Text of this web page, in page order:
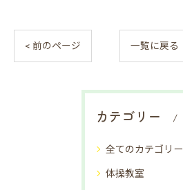
< 前のページ 一覧に戻る
カテゴリー
全てのカテゴリー
体操教室